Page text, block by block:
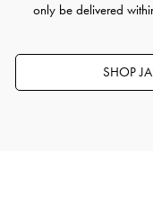
ン
Kaia カイア スリ
only be delivered
SHOP